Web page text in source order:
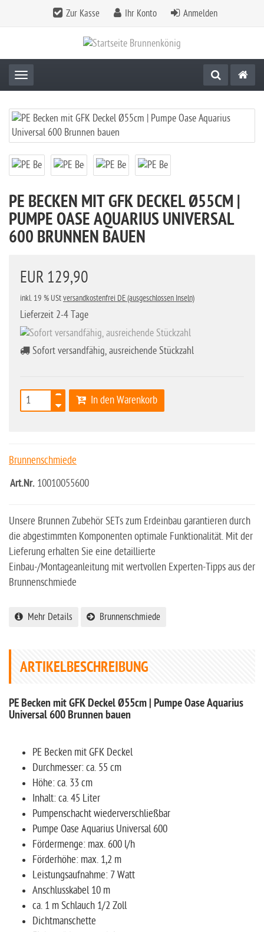
Zur Kasse Ihr Konto Anmelden
Toggle navigation
PE BECKEN MIT GFK DECKEL Ø55CM |
PUMPE OASE AQUARIUS UNIVERSAL
600 BRUNNEN BAUEN
EUR 129,90
inkl. 19 % UStversandkostenfrei DE (ausgeschlossen Inseln)
Lieferzeit 2-4 Tage
Sofort versandfähig, ausreichende Stückzahl
In den Warenkorb
Brunnenschmiede
Art.Nr. 10010055600
Unsere Brunnen Zubehör SETs zum Erdeinbau garantieren durch
die abgestimmten Komponenten optimale Funktionalität. Mit der
Lieferung erhalten Sie eine detaillierte
Einbau-/Montageanleitung mit wertvollen Experten-Tipps aus der
Brunnenschmiede
Mehr Details Brunnenschmiede
ARTIKELBESCHREIBUNG
PE Becken mit GFK Deckel Ø55cm | Pumpe Oase Aquarius
Universal 600 Brunnen bauen
PE Becken mit GFK Deckel
Durchmesser: ca. 55 cm
Höhe: ca. 33 cm
Inhalt: ca. 45 Liter
Pumpenschacht wiederverschließbar
Pumpe Oase Aquarius Universal 600
Fördermenge: max. 600 l/h
Förderhöhe: max. 1,2 m
Leistungsaufnahme: 7 Watt
Anschlusskabel 10 m
ca. 1 m Schlauch 1/2 Zoll
Dichtmanschette